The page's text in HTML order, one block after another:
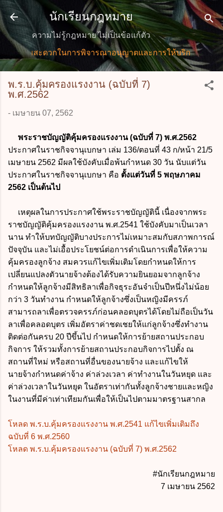
ข้ามไปที่เนื้อหาหลัก
นักเรียนกฎหมาย
ความไม่รู้กฎหมาย ไม่เป็นข้อแก้ตัว
ามสะดวกในการพิจารณาอนุญาตและการให้บริการแก่ประชา
พ.ร.บ.คุ้มครองแรงงาน (ฉบับที่ 7)
พ.ศ.2562
- เมษายน 07, 2562
พระราชบัญญัติคุ้มครองแรงงาน (ฉบับที่ 7) พ.ศ.2562
ประกาศในราชกิจจานุเบกษา เล่ม 136/ตอนที่ 43 ก/หน้า 21/5
เมษายน 2562 มีผลใช้บังคับเมื่อพ้นกำหนด 30 วัน นับแต่วัน
ประกาศในราชกิจจานุเบกษา คือ ตั้งแต่วันที่ 5 พฤษภาคม
2562 เป็นต้นไป
เหตุผลในการประกาศใช้พระราชบัญญัตินี้ เนื่องจากพระ
ราชบัญญัติคุ้มครองแรงงาน พ.ศ.2541 ใช้บังคับมาเป็นเวลา
นาน ทำให้บทบัญญัติบางประการไม่เหมาะสมกับสภาพการณ์
ปัจจุบัน และไม่เอื้อประโยชน์ต่อการดำเนินการเพื่อให้ความ
คุ้มครองลูกจ้าง สมควรแก้ไขเพิ่มเติมโดยกำหนดให้การ
เปลี่ยนแปลงตัวนายจ้างต้องได้รับความยินยอมจากลูกจ้าง
กำหนดให้ลูกจ้างมีสิทธิลาเพื่อกิจธุระอันจำเป็นปีหนึ่งไม่น้อย
กว่า 3 วันทำงาน กำหนดให้ลูกจ้างซึ่งเป็นหญิงมีครรภ์
สามารถลาเพื่อตรวจครรภ์ก่อนคลอดบุตรได้โดยไม่ถือเป็นวัน
ลาเพื่อคลอดบุตร เพิ่มอัตราค่าชดเชยให้แก่ลูกจ้างซึ่งทำงาน
ติดต่อกันครบ 20 ปีขึ้นไป กำหนดให้การย้ายสถานประกอบ
กิจการ ให้รวมทั้งการย้ายสถานประกอบกิจการไปตั้ง ณ
สถานที่ใหม่ หรือสถานที่อื่นของนายจ้าง และแก้ไขให้
นายจ้างกำหนดค่าจ้าง ค่าล่วงเวลา ค่าทำงานในวันหยุด และ
ค่าล่วงเวลาในวันหยุด ในอัตราเท่ากันทั้งลูกจ้างชายและหญิง
ในงานที่มีค่าเท่าเทียมกันเพื่อให้เป็นไปตามมาตรฐานสากล
โหลด พ.ร.บ.คุ้มครองแรงงาน พ.ศ.2541 แก้ไขเพิ่มเติมถึง
ฉบับที่ 6 พ.ศ.2560
โหลด พ.ร.บ.คุ้มครองแรงงาน (ฉบับที่ 7) พ.ศ.2562
#นักเรียนกฎหมาย
7 เมษายน 2562